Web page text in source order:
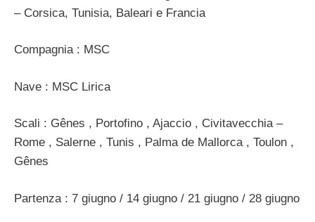
– Corsica, Tunisia, Baleari e Francia
Compagnia : MSC
Nave : MSC Lirica
Scali : Gênes , Portofino , Ajaccio , Civitavecchia –
Rome , Salerne , Tunis , Palma de Mallorca , Toulon ,
Gênes
Partenza : 7 giugno / 14 giugno / 21 giugno / 28 giugno